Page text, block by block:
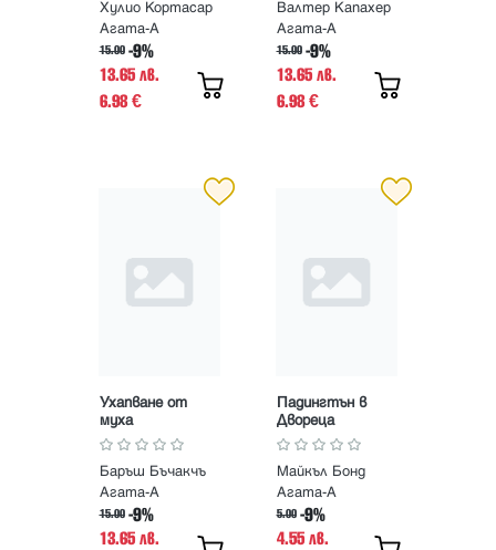
Хулио Кортасар
Агата-А
15.00 -9%
13.65 лв.
6.98€
Валтер Капахер
Агата-А
15.00 -9%
13.65 лв.
6.98€
Ухапване от
муха
Баръш Бъчакчъ
Агата-А
15.00 -9%
13.65 лв.
Падингтън в
Двореца
Майкъл Бонд
Агата-А
5.00 -9%
4.55 лв.